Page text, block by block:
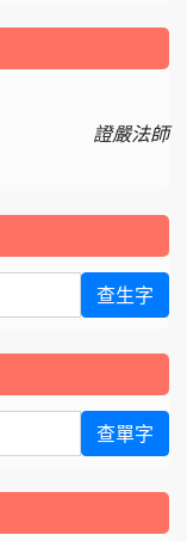
證嚴法師
查生字
查單字